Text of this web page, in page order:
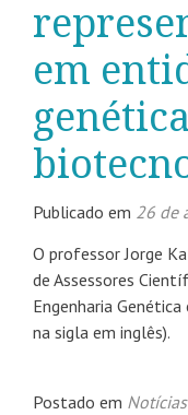
em
Publicado em 26 de
O professor Jorge
de Assessores
Engenharia
na sigla em inglês).
Postado em Notícias